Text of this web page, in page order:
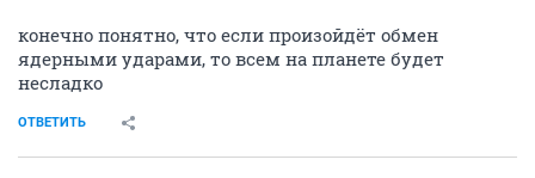
конечно понятно, что если произойдёт обмен
ядерными ударами, то всем на планете будет
несладко
ОТВЕТИТЬ